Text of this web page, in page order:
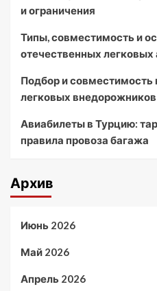
и ограничения
Типы, совместимость и
отечественных
Подбор и совместимость
легковых внедорожников
Авиабилеты в Турцию:
правила провоза багажа
Архив
Июнь 2026
Май 2026
Апрель 2026